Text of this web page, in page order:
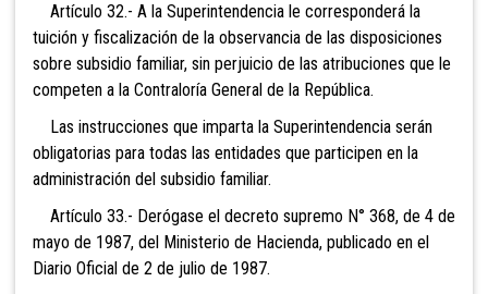
Artículo 32.- A la Superintendencia le corresponderá la
tuición y fiscalización de la observancia de las disposiciones
sobre subsidio familiar, sin perjuicio de las atribuciones que le
competen a la Contraloría General de la República.
Las instrucciones que imparta la Superintendencia serán
obligatorias para todas las entidades que participen en la
administración del subsidio familiar.
Artículo 33.- Derógase el decreto supremo N° 368, de 4 de
mayo de 1987, del Ministerio de Hacienda, publicado en el
Diario Oficial de 2 de julio de 1987.